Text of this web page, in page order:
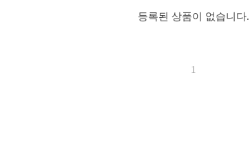
등록된 상품이 없습니다.
1